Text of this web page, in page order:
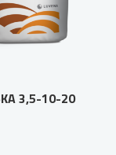
3,5-10-20